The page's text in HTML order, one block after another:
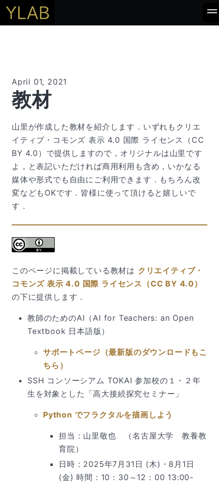
April 01, 2021
教材
山里が作成した教材を紹介します．いずれもクリエ
イティブ・コモンズ 表示 4.0 国際 ライセンス（CC
BY 4.0）で提供しますので，オリジナルは山里です
よ，と表記いただければ商用利用も含め，いかなる
媒体や形式でも自由にご利用できます．もちろん改
変などもOKです．皆様に使って頂けると嬉しいで
す．
このページに掲載している教材は クリエイティブ・
コモンズ 表示 4.0 国際 ライセンス（CC BY 4.0）
の下に提供します．
教師のためのAI（AI for Teachers: an Open
Textbook 日本語版）
サポートページ（最新版のダウンロードもこ
ちら）
SSH コンソーシアム TOKAI 参加校の１・２年
生を対象とした「高大接続探究セミナー」
Python でフラクタルを描画しよう
担当：山里敬也 （名古屋大学 教養教
育院）
日時：2025年7月31日 (木)・8月1日
(金) 時間：10：30～12：00 13:00-